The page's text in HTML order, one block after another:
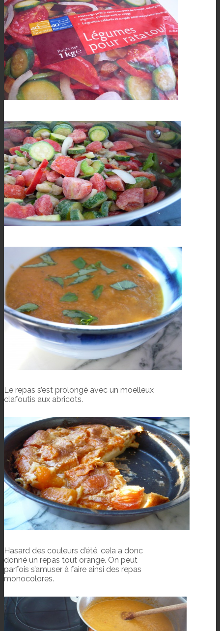
Le repas s’est prolongé avec un moelleux
clafoutis aux abricots.
Hasard des couleurs d’été, cela a donc
donné un repas tout orange. On peut
parfois s’amuser à faire ainsi des repas
monocolores.